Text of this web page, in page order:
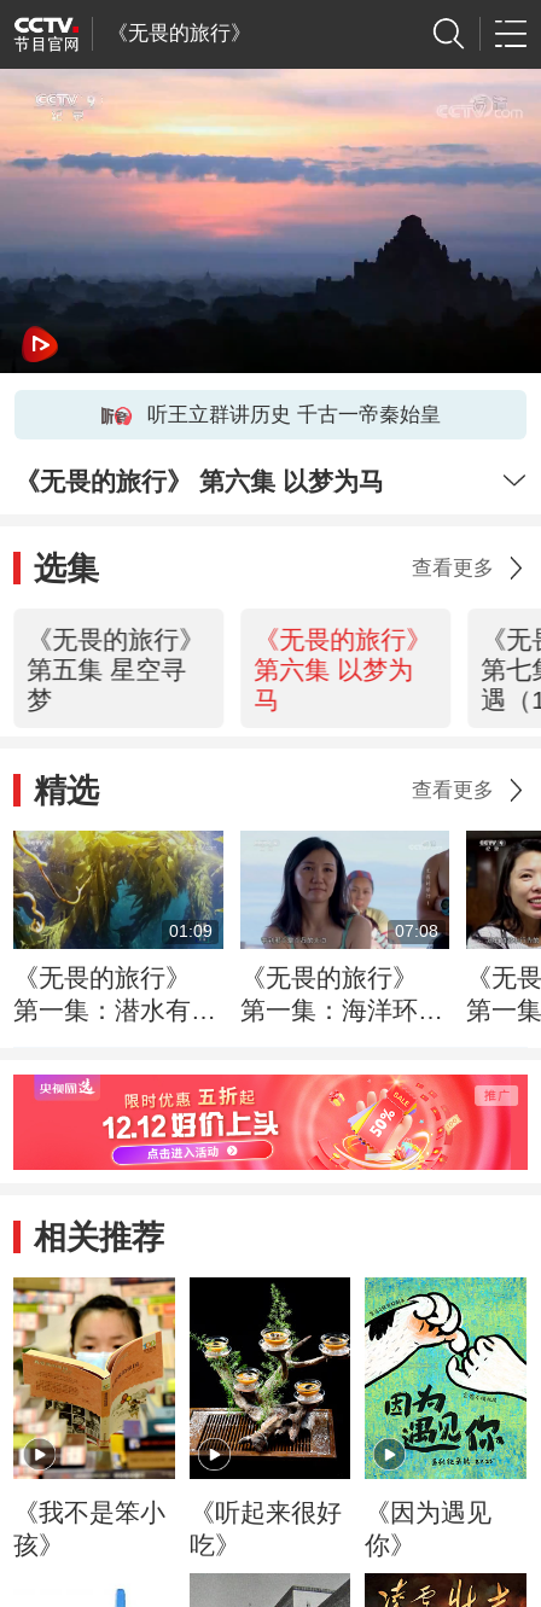
《无畏的旅行》
听王立群讲历史 千古一帝秦始皇
《无畏的旅行》 第六集 以梦为马
选集 查看更多
《无畏的旅行》
第五集 星空寻
梦
《无畏的旅行》
第六集 以梦为
马
《
第七
遇（
精选 查看更多
01:09
《无畏的旅行》
第一集：潜水有多
因素会有生命危险
07:08
《无畏的旅行》
第一集：海洋环境
大风险寻找鲸鲨
《无
第一
于拍
相关推荐
《我不是笨小
孩》
《听起来很好
吃》
《因为遇见
你》